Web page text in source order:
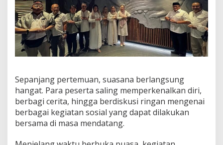
Sepanjang pertemuan, suasana berlangsung
hangat. Para peserta saling memperkenalkan diri,
berbagi cerita, hingga berdiskusi ringan mengenai
berbagai kegiatan sosial yang dapat dilakukan
bersama di masa mendatang.